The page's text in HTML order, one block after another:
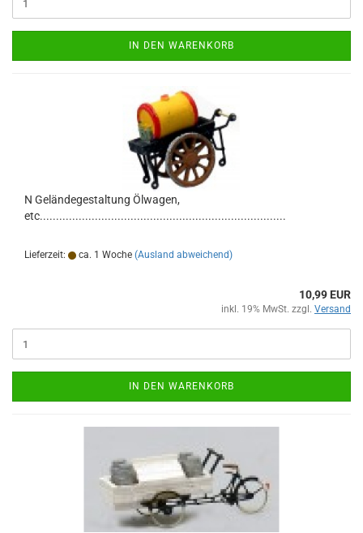
IN DEN WARENKORB
N Geländegestaltung Ölwagen,
etc............................................................................
Lieferzeit: ca. 1 Woche (Ausland abweichend)
10,99 EUR
inkl. 19% MwSt. zzgl. Versand
IN DEN WARENKORB